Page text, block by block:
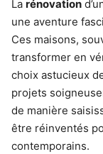
La rénovation
une aventure
Ces maisons,
transformer en
choix astucieux
projets
de manière
être réinventés
contemporains.